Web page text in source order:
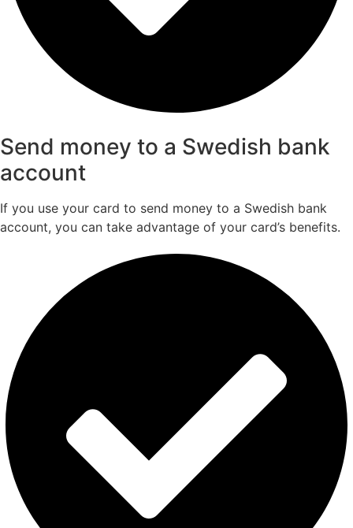
Send money to a Swedish bank
account
If you use your card to send money to a Swedish bank
account, you can take advantage of your card’s benefits.